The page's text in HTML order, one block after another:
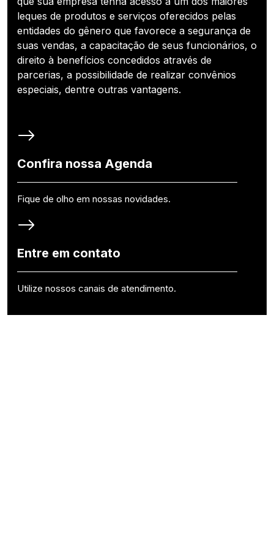
leques de produtos e serviços oferecidos pelas
entidades do gênero que favorece a segurança de
suas vendas, a capacitação de seus funcionários, o
direito à benefícios concedidos através de
parcerias, a possibilidade de realizar convênios
especiais, dentre outras vantagens.
Confira nossa Agenda
Fique de olho em nossas novidades.
Entre em contato
Utilize nossos canais de atendimento.